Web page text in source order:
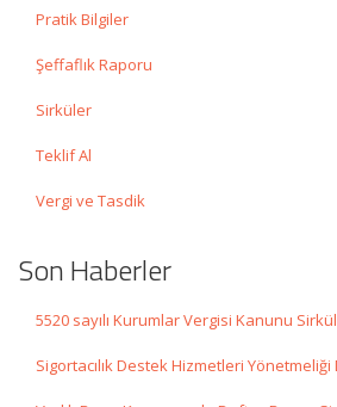
Pratik Bilgiler
Şeffaflık Raporu
Sirküler
Teklif Al
Vergi ve Tasdik
Son Haberler
5520 sayılı Kurumlar Vergisi Kanunu
Sigortacılık Destek Hizmetleri Yönetmeliği